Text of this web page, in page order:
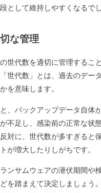
として維持しやすくなるでし
な管理
世代数を適切に管理するこ
世代数」とは、過去のデー
を意味します。
、バックアップデータ自体
不足し、感染前の正常な状
対に、世代数が多すぎると
が増大したりしがちです。
ンサムウェアの潜伏期間や
を踏まえて決定しましょう